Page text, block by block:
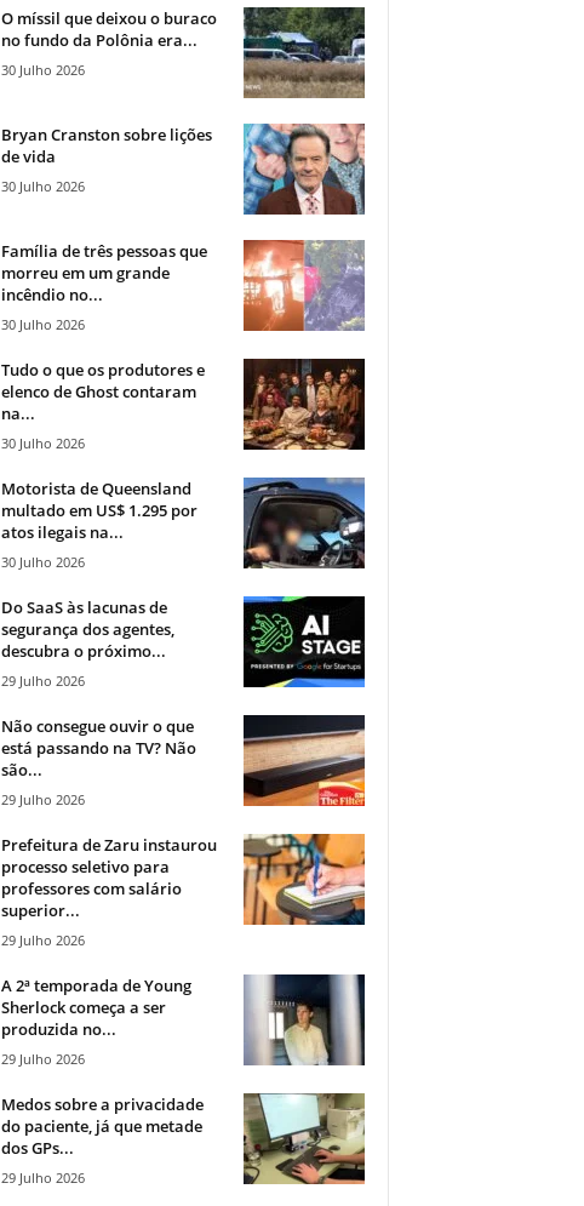
O míssil que deixou o buraco
no fundo da Polônia era...
30 Julho 2026
Bryan Cranston sobre lições
de vida
30 Julho 2026
Família de três pessoas que
morreu em um grande
incêndio no...
30 Julho 2026
Tudo o que os produtores e
elenco de Ghost contaram
na...
30 Julho 2026
Motorista de Queensland
multado em US$ 1.295 por
atos ilegais na...
30 Julho 2026
Do SaaS às lacunas de
segurança dos agentes,
descubra o próximo...
29 Julho 2026
Não consegue ouvir o que
está passando na TV? Não
são...
29 Julho 2026
Prefeitura de Zaru instaurou
processo seletivo para
professores com salário
superior...
29 Julho 2026
A 2ª temporada de Young
Sherlock começa a ser
produzida no...
29 Julho 2026
Medos sobre a privacidade
do paciente, já que metade
dos GPs...
29 Julho 2026